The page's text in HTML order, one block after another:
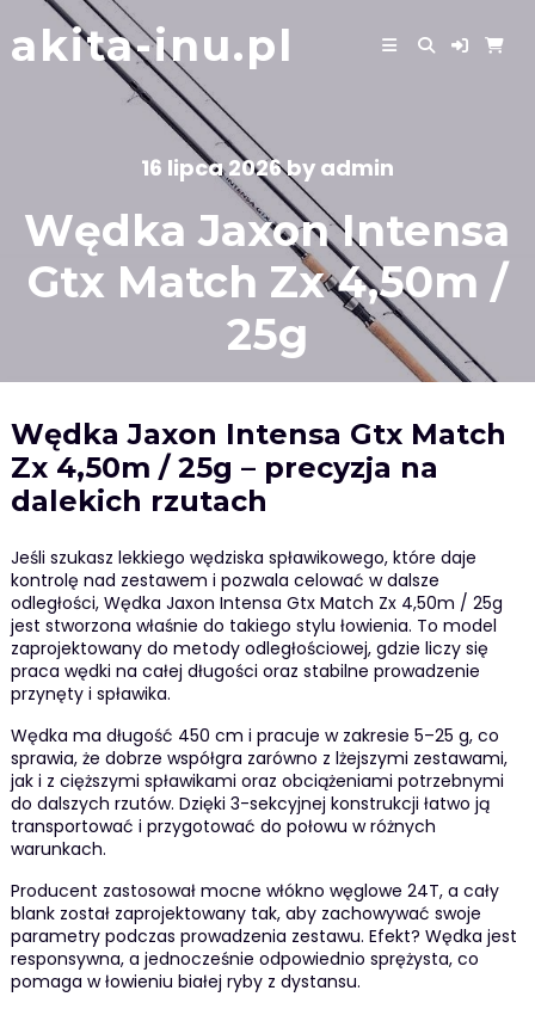
to
content
akita-inu.pl
16 lipca 2026by admin
Wędka Jaxon Intensa
Gtx Match Zx 4,50m /
25g
Wędka Jaxon Intensa Gtx Match
Zx 4,50m / 25g – precyzja na
dalekich rzutach
Jeśli szukasz lekkiego wędziska spławikowego, które daje
kontrolę nad zestawem i pozwala celować w dalsze
odległości, Wędka Jaxon Intensa Gtx Match Zx 4,50m / 25g
jest stworzona właśnie do takiego stylu łowienia. To model
zaprojektowany do metody odległościowej, gdzie liczy się
praca wędki na całej długości oraz stabilne prowadzenie
przynęty i spławika.
Wędka ma długość 450 cm i pracuje w zakresie 5–25 g, co
sprawia, że dobrze współgra zarówno z lżejszymi zestawami,
jak i z cięższymi spławikami oraz obciążeniami potrzebnymi
do dalszych rzutów. Dzięki 3-sekcyjnej konstrukcji łatwo ją
transportować i przygotować do połowu w różnych
warunkach.
Producent zastosował mocne włókno węglowe 24T, a cały
blank został zaprojektowany tak, aby zachowywać swoje
parametry podczas prowadzenia zestawu. Efekt? Wędka jest
responsywna, a jednocześnie odpowiednio sprężysta, co
pomaga w łowieniu białej ryby z dystansu.